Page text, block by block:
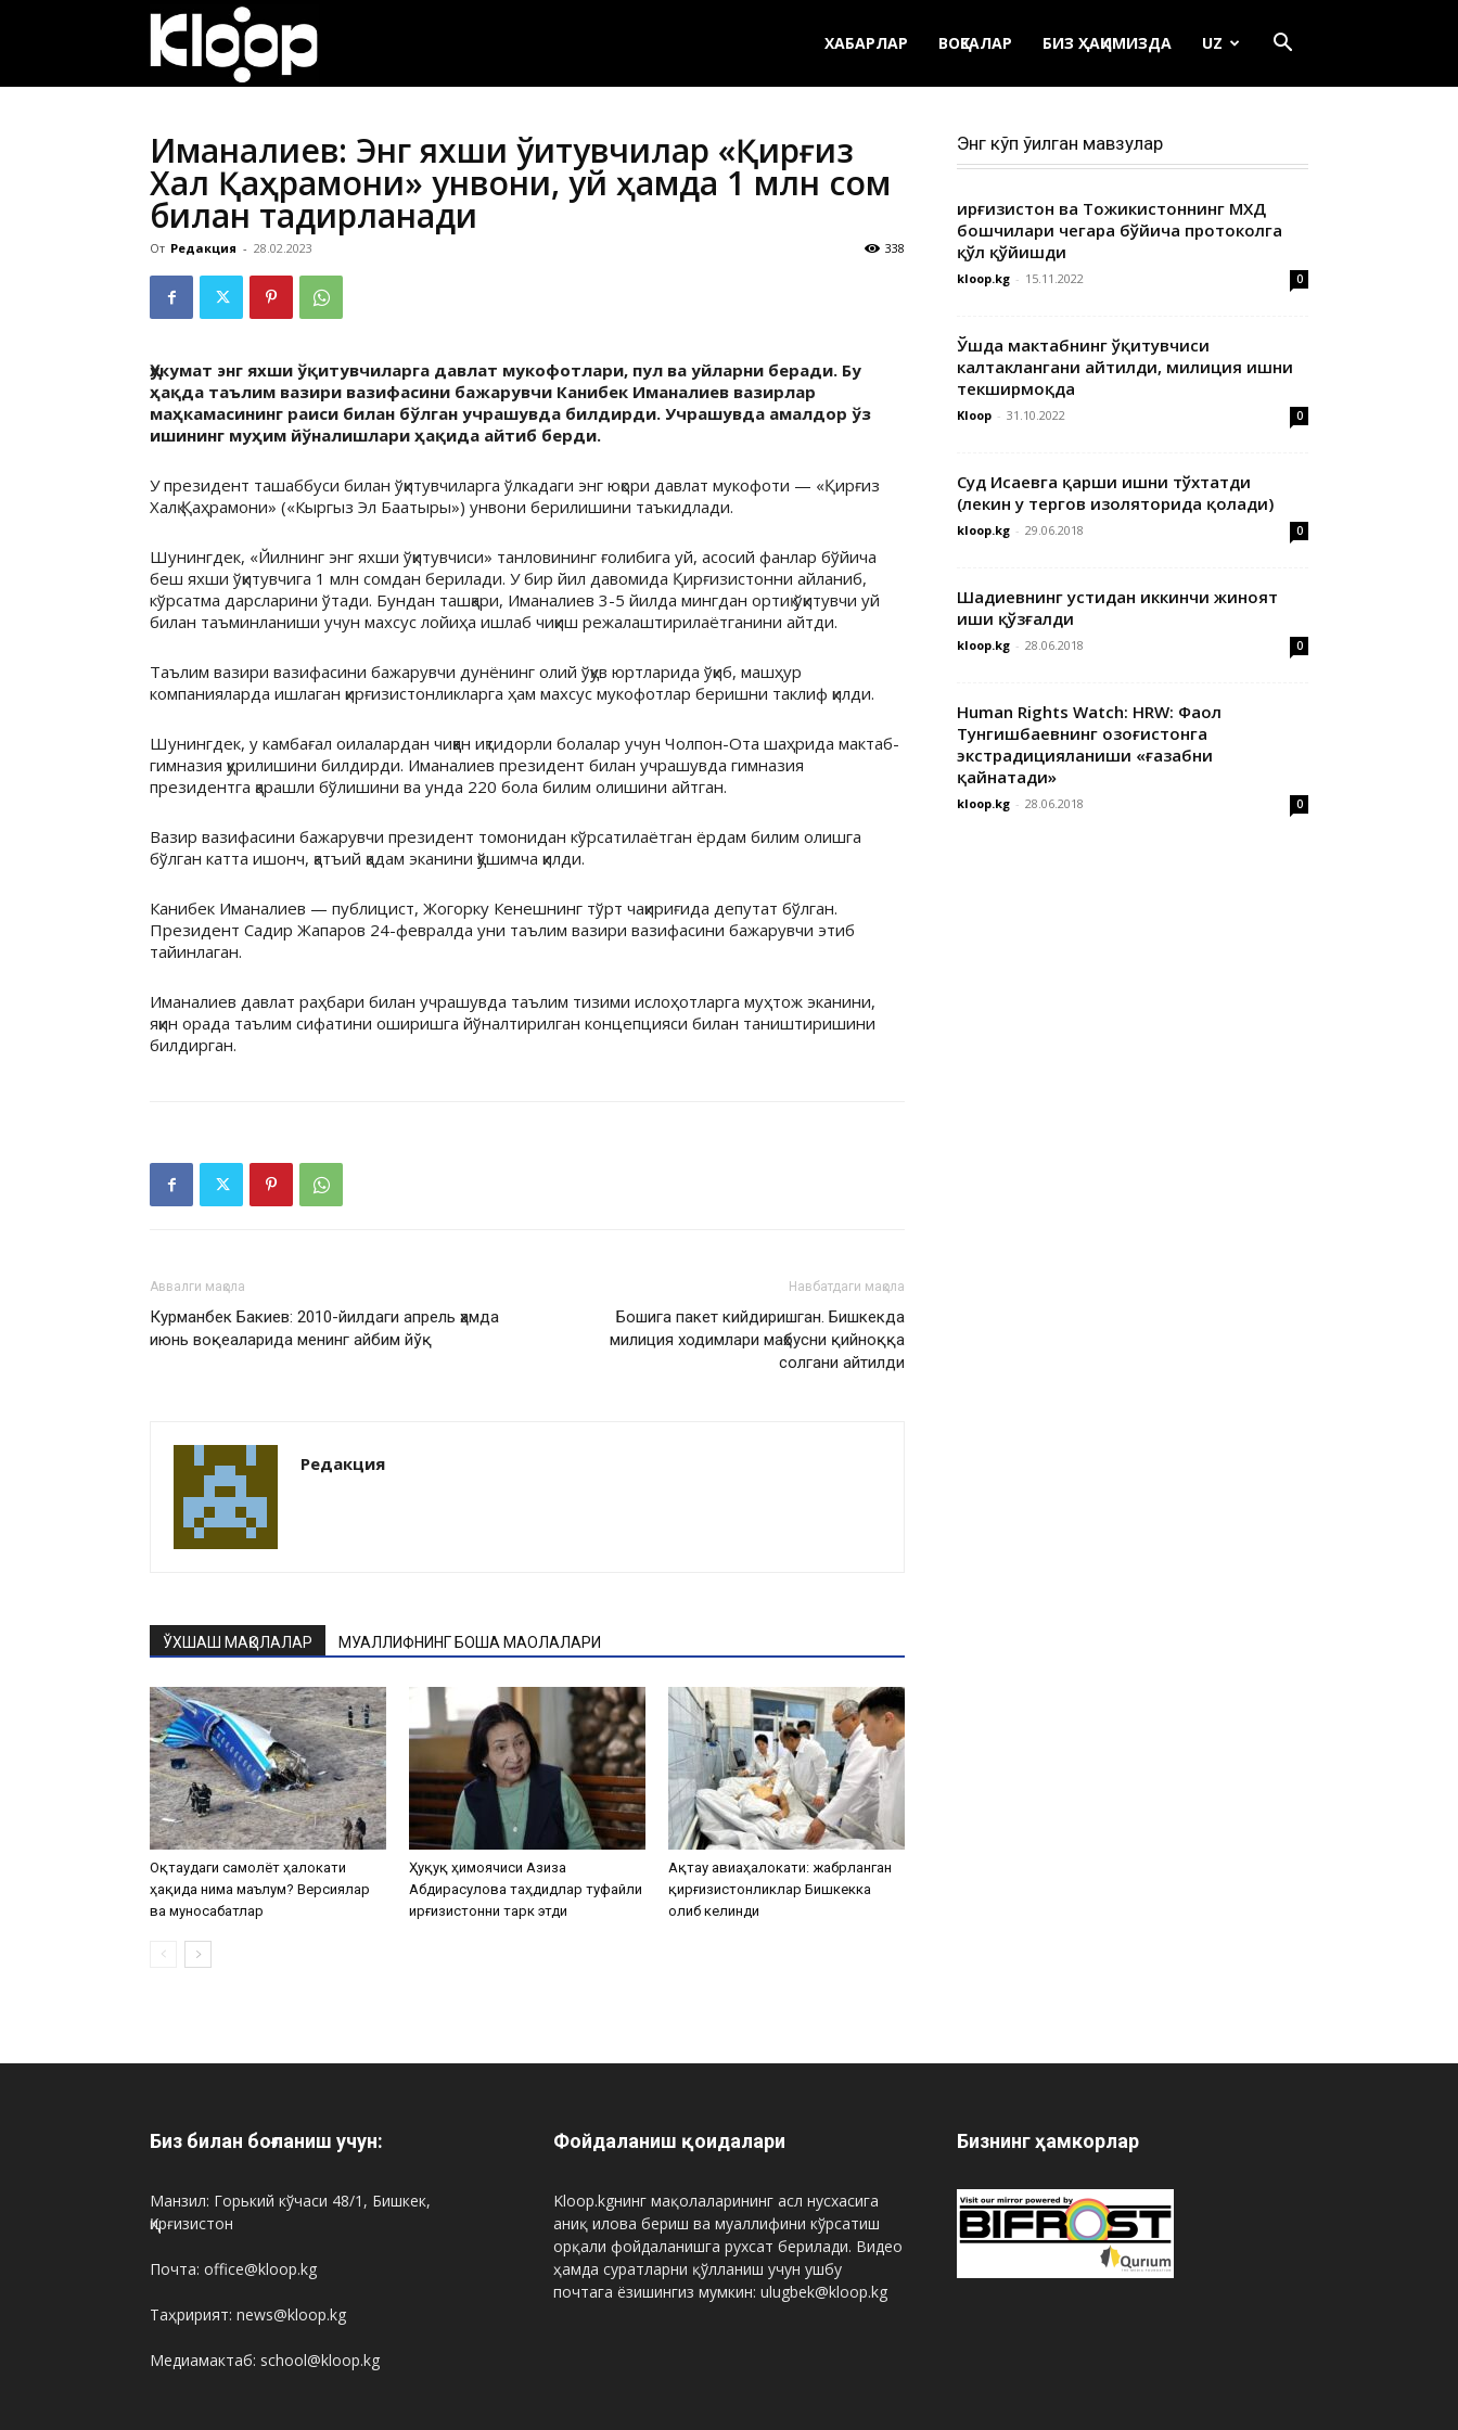
ХАБАРЛАР ВОҚЕАЛАР БИЗ ҲАҚИМИЗДА UZ
Иманалиев: Энг яхши ўқитувчилар «Қирғиз
Халқ Қаҳрамони» унвони, уй ҳамда 1 млн сом
билан тақдирланади
От Редакция - 28.02.2023 338
Ҳукумат энг яхши ўқитувчиларга давлат мукофотлари, пул ва уйларни беради. Бу
ҳақда таълим вазири вазифасини бажарувчи Канибек Иманалиев вазирлар
маҳкамасининг раиси билан бўлган учрашувда билдирди. Учрашувда амалдор ўз
ишининг муҳим йўналишлари ҳақида айтиб берди.
У президент ташаббуси билан ўқитувчиларга ўлкадаги энг юқори давлат мукофоти — «Қирғиз
Халқ Қаҳрамони» («Кыргыз Эл Баатыры») унвони берилишини таъкидлади.
Шунингдек, «Йилнинг энг яхши ўқитувчиси» танловининг ғолибига уй, асосий фанлар бўйича
беш яхши ўқитувчига 1 млн сомдан берилади. У бир йил давомида Қирғизистонни айланиб,
кўрсатма дарсларини ўтади. Бундан ташқари, Иманалиев 3-5 йилда мингдан ортиқ ўқитувчи уй
билан таъминланиши учун махсус лойиҳа ишлаб чиқиш режалаштирилаётганини айтди.
Таълим вазири вазифасини бажарувчи дунёнинг олий ўқув юртларида ўқиб, машҳур
компанияларда ишлаган қирғизистонликларга ҳам махсус мукофотлар беришни таклиф қилди.
Шунингдек, у камбағал оилалардан чиққан иқтидорли болалар учун Чолпон-Ота шаҳрида мактаб-
гимназия қурилишини билдирди. Иманалиев президент билан учрашувда гимназия
президентга қарашли бўлишини ва унда 220 бола билим олишини айтган.
Вазир вазифасини бажарувчи президент томонидан кўрсатилаётган ёрдам билим олишга
бўлган катта ишонч, қатъий қадам эканини қўшимча қилди.
Канибек Иманалиев — публицист, Жогорку Кенешнинг тўрт чақириғида депутат бўлган.
Президент Садир Жапаров 24-февралда уни таълим вазири вазифасини бажарувчи этиб
тайинлаган.
Иманалиев давлат раҳбари билан учрашувда таълим тизими ислоҳотларга муҳтож эканини,
яқин орада таълим сифатини оширишга йўналтирилган концепцияси билан таништиришини
билдирган.
Аввалги мақола
Курманбек Бакиев: 2010-йилдаги апрель ҳамда
июнь воқеаларида менинг айбим йўқ
Навбатдаги мақола
Бошига пакет кийдиришган. Бишкекда
милиция ходимлари маҳбусни қийноққа
солгани айтилди
Редакция
ЎХШАШ МАҚОЛАЛАР МУАЛЛИФНИНГ БОШҚА МАҚОЛАЛАРИ
Оқтаудаги самолёт ҳалокати
ҳақида нима маълум? Версиялар
ва муносабатлар
Ҳуқуқ ҳимоячиси Азиза
Абдирасулова таҳдидлар туфайли
Қирғизистонни тарк этди
Ақтау авиаҳалокати: жабрланган
қирғизистонликлар Бишкекка
олиб келинди
Энг кўп ўқилган мавзулар
Қирғизистон ва Тожикистоннинг МХДҚ
бошчилари чегара бўйича протоколга
қўл қўйишди
kloop.kg - 15.11.2022 0
Ўшда мактабнинг ўқитувчиси
калтаклангани айтилди, милиция ишни
текширмоқда
Kloop - 31.10.2022 0
Суд Исаевга қарши ишни тўхтатди
(лекин у тергов изоляторида қолади)
kloop.kg - 29.06.2018 0
Шадиевнинг устидан иккинчи жиноят
иши қўзғалди
kloop.kg - 28.06.2018 0
Human Rights Watch: HRW: Фаол
Тунгишбаевнинг Қозоғистонга
экстрадицияланиши «ғазабни
қайнатади»
kloop.kg - 28.06.2018 0
Биз билан боғланиш учун:
Манзил: Горький кўчаси 48/1, Бишкек,
Қирғизистон
Почта: office@kloop.kg
Таҳририят: news@kloop.kg
Медиамактаб: school@kloop.kg
Фойдаланиш қоидалари
Kloop.kgнинг мақолаларининг асл нусхасига
аниқ илова бериш ва муаллифини кўрсатиш
орқали фойдаланишга рухсат берилади. Видео
ҳамда суратларни қўлланиш учун ушбу
почтага ёзишингиз мумкин: ulugbek@kloop.kg
Бизнинг ҳамкорлар